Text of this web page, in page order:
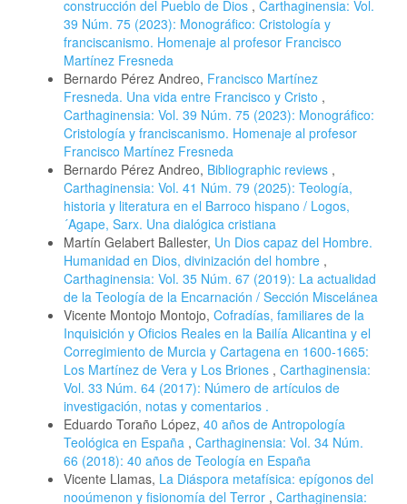
construcción del Pueblo de Dios , Carthaginensia: Vol.
39 Núm. 75 (2023): Monográfico: Cristología y
franciscanismo. Homenaje al profesor Francisco
Martínez Fresneda
Bernardo Pérez Andreo, Francisco Martínez
Fresneda. Una vida entre Francisco y Cristo ,
Carthaginensia: Vol. 39 Núm. 75 (2023): Monográfico:
Cristología y franciscanismo. Homenaje al profesor
Francisco Martínez Fresneda
Bernardo Pérez Andreo, Bibliographic reviews ,
Carthaginensia: Vol. 41 Núm. 79 (2025): Teología,
historia y literatura en el Barroco hispano / Logos,
´Agape, Sarx. Una dialógica cristiana
Martín Gelabert Ballester, Un Dios capaz del Hombre.
Humanidad en Dios, divinización del hombre ,
Carthaginensia: Vol. 35 Núm. 67 (2019): La actualidad
de la Teología de la Encarnación / Sección Miscelánea
Vicente Montojo Montojo, Cofradías, familiares de la
Inquisición y Oficios Reales en la Bailía Alicantina y el
Corregimiento de Murcia y Cartagena en 1600-1665:
Los Martínez de Vera y Los Briones , Carthaginensia:
Vol. 33 Núm. 64 (2017): Número de artículos de
investigación, notas y comentarios .
Eduardo Toraño López, 40 años de Antropología
Teológica en España , Carthaginensia: Vol. 34 Núm.
66 (2018): 40 años de Teología en España
Vicente Llamas, La Diáspora metafísica: epígonos del
nooúmenon y fisionomía del Terror , Carthaginensia: